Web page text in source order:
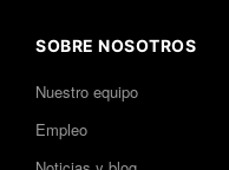
SOBRE NOSOTROS
Nuestro equipo
Empleo